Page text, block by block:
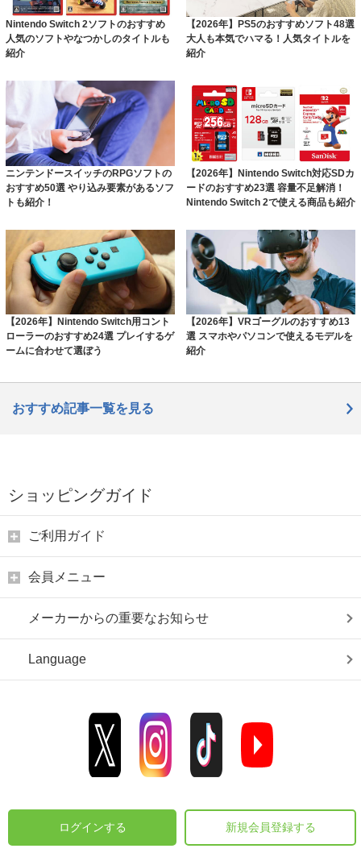
Nintendo Switch 2ソフトのおすすめ
人気のソフトやなつかしのタイトルも
紹介
【2026年】PS5のおすすめソフト48選
大人も本気でハマる！人気タイトルを
紹介
ニンテンドースイッチのRPGソフトの
おすすめ50選 やり込み要素があるソフ
トも紹介！
【2026年】Nintendo Switch対応SDカ
ードのおすすめ23選 容量不足解消！
Nintendo Switch 2で使える商品も紹介
【2026年】Nintendo Switch用コント
ローラーのおすすめ24選 プレイするゲ
ームに合わせて選ぼう
【2026年】VRゴーグルのおすすめ13
選 スマホやパソコンで使えるモデルを
紹介
おすすめ記事一覧を見る
ショッピングガイド
ご利用ガイド
会員メニュー
メーカーからの重要なお知らせ
Language
ログインする 新規会員登録する